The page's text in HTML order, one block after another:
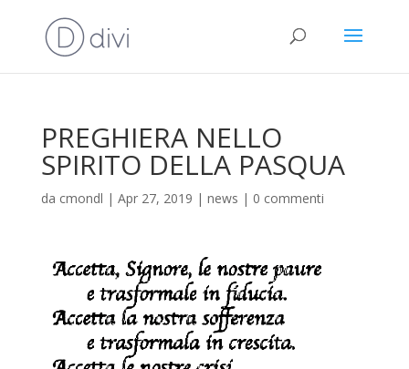
PREGHIERA NELLO
SPIRITO DELLA PASQUA
da cmondl | Apr 27, 2019 | news | 0 commenti